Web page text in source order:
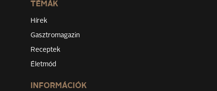
TÉMÁK
Hírek
Gasztromagazin
Receptek
Életmód
INFORMÁCIÓK